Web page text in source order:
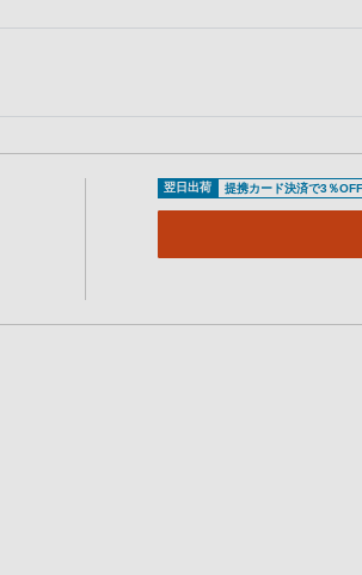
翌日出荷 提携カード決済で3％OFF